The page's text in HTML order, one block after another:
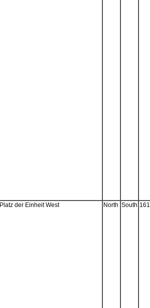
Platz der Einheit West North South 161